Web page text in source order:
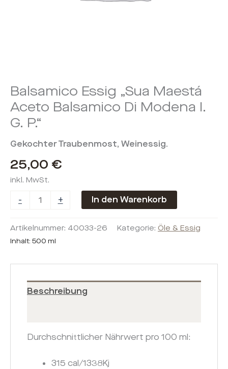
Balsamico Essig „Sua Maestá
Aceto Balsamico Di Modena I.
G. P.“
Gekochter Traubenmost, Weinessig.
25,00 €
inkl. MwSt.
- + In den Warenkorb
Artikelnummer: 40033-26 Kategorie: Öle & Essig
Inhalt: 500 ml
Beschreibung
Durchschnittlicher Nährwert pro 100 ml:
315 cal/1338Kj